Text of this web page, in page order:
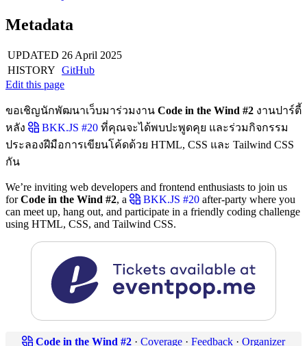
Metadata
UPDATED 26 April 2025
HISTORY GitHub
Edit this page
ขอเชิญนักพัฒนาเว็บมาร่วมงาน Code in the Wind #2 งานปาร์ตี้
หลัง
BKK.JS #20 ที่คุณจะได้พบปะพูดคุย และร่วมกิจกรรม
ประลองฝีมือการเขียนโค้ดด้วย HTML, CSS และ Tailwind CSS
กัน
We’re inviting web developers and frontend enthusiasts to join us
forCode in the Wind #2, a BKK.JS #20 after-party where you
can meet up, hang out, and participate in a friendly coding challenge
using HTML, CSS, and Tailwind CSS.
Code in the Wind #2 · Coverage · Feedback · Organizer